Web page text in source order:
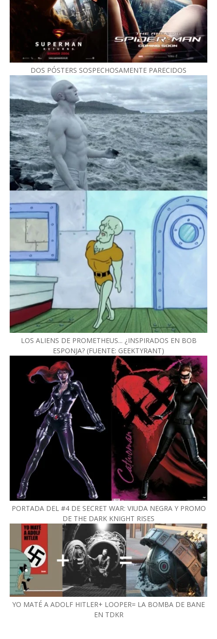
DOS PÓSTERS SOSPECHOSAMENTE PARECIDOS
LOS ALIENS DE PROMETHEUS... ¿INSPIRADOS EN BOB
ESPONJA? (FUENTE: GEEKTYRANT)
PORTADA DEL #4 DE SECRET WAR: VIUDA NEGRA Y PROMO
DE THE DARK KNIGHT RISES
YO MATÉ A ADOLF HITLER+ LOOPER= LA BOMBA DE BANE
EN TDKR